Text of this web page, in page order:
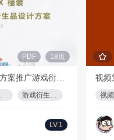
PDF 18页
广 游戏衍生品设计
LV.1